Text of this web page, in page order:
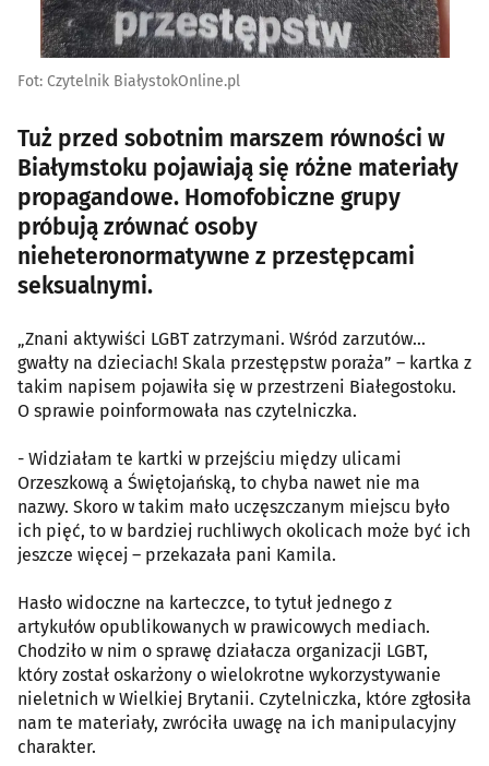
Fot: Czytelnik BiałystokOnline.pl
Tuż przed sobotnim marszem równości w
Białymstoku pojawiają się różne materiały
propagandowe. Homofobiczne grupy
próbują zrównać osoby
nieheteronormatywne z przestępcami
seksualnymi.
„Znani aktywiści LGBT zatrzymani. Wśród zarzutów…
gwałty na dzieciach! Skala przestępstw poraża” – kartka z
takim napisem pojawiła się w przestrzeni Białegostoku.
O sprawie poinformowała nas czytelniczka.
- Widziałam te kartki w przejściu między ulicami
Orzeszkową a Świętojańską, to chyba nawet nie ma
nazwy. Skoro w takim mało uczęszczanym miejscu było
ich pięć, to w bardziej ruchliwych okolicach może być ich
jeszcze więcej – przekazała pani Kamila.
Hasło widoczne na karteczce, to tytuł jednego z
artykułów opublikowanych w prawicowych mediach.
Chodziło w nim o sprawę działacza organizacji LGBT,
który został oskarżony o wielokrotne wykorzystywanie
nieletnich w Wielkiej Brytanii. Czytelniczka, które zgłosiła
nam te materiały, zwróciła uwagę na ich manipulacyjny
charakter.